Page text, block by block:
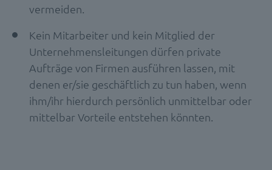
vermeiden.
Kein Mitarbeiter und kein Mitglied der
Unternehmensleitungen dürfen private
Aufträge von Firmen ausführen lassen, mit
denen er/sie geschäftlich zu tun haben, wenn
ihm/ihr hierdurch persönlich unmittelbar oder
mittelbar Vorteile entstehen könnten.